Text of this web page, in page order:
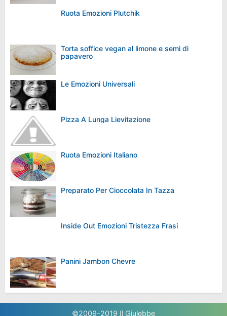
Ruota Emozioni Plutchik
Torta soffice vegan al limone e semi di
papavero
Le Emozioni Universali
Pizza A Lunga Lievitazione
Ruota Emozioni Italiano
Preparato Per Cioccolata In Tazza
Inside Out Emozioni Tristezza Frasi
Panini Jambon Chevre
©2009-2019 Il Giulebbe